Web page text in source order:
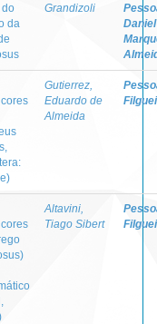
do
da
Grandizoli
Daniel
Gutierrez,
Eduardo de
Almeida
Altavini,
Tiago Sibert